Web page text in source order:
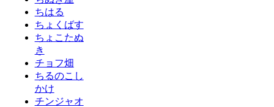
ちはる
ちょくばす
ちょこたぬ
き
チョフ畑
ちるのこし
かけ
チンジャオ